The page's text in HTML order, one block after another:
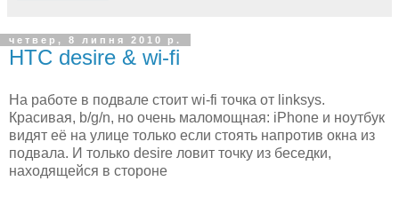
четвер, 8 липня 2010 р.
HTC desire & wi-fi
На работе в подвале стоит wi-fi точка от linksys.
Красивая, b/g/n, но очень маломощная: iPhone и ноутбук
видят её на улице только если стоять напротив окна из
подвала. И только desire ловит точку из беседки,
находящейся в стороне